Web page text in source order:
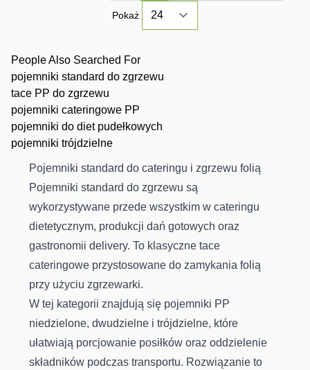
Pokaż
People Also Searched For
pojemniki standard do zgrzewu
tace PP do zgrzewu
pojemniki cateringowe PP
pojemniki do diet pudełkowych
pojemniki trójdzielne
Pojemniki standard do cateringu i zgrzewu folią
Pojemniki standard do zgrzewu są
wykorzystywane przede wszystkim w cateringu
dietetycznym, produkcji dań gotowych oraz
gastronomii delivery. To klasyczne tace
cateringowe przystosowane do zamykania folią
przy użyciu zgrzewarki.
W tej kategorii znajdują się pojemniki PP
niedzielone, dwudzielne i trójdzielne, które
ułatwiają porcjowanie posiłków oraz oddzielenie
składników podczas transportu. Rozwiązanie to